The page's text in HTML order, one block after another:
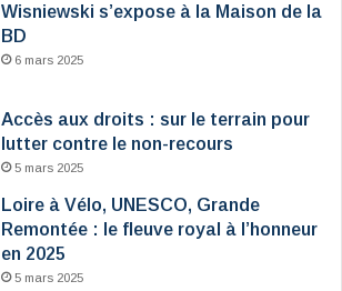
Wisniewski s’expose à la Maison de la
BD
6 mars 2025
Accès aux droits : sur le terrain pour
lutter contre le non-recours
5 mars 2025
Loire à Vélo, UNESCO, Grande
Remontée : le fleuve royal à l’honneur
en 2025
5 mars 2025